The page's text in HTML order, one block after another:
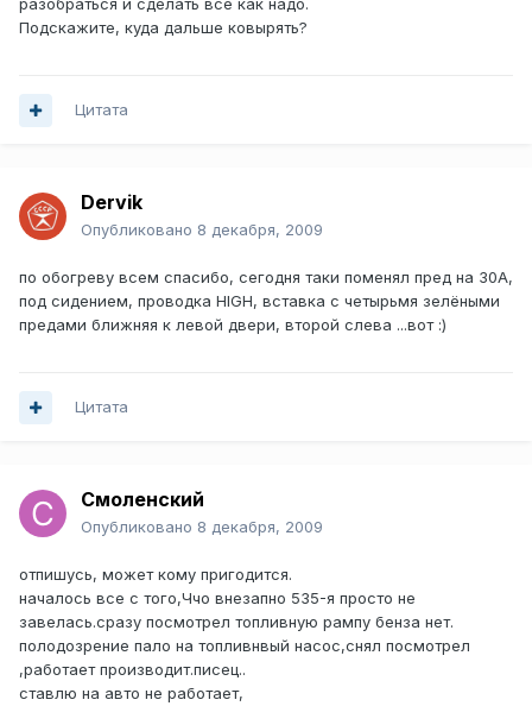
разобраться и сделать все как надо.
Подскажите, куда дальше ковырять?
Цитата
Dervik
Опубликовано 8 декабря, 2009
по обогреву всем спасибо, сегодня таки поменял пред на 30А,
под сидением, проводка HIGH, вставка с четырьмя зелёными
предами ближняя к левой двери, второй слева ...вот :)
Цитата
Смоленский
Опубликовано 8 декабря, 2009
отпишусь, может кому пригодится.
началось все с того,Ччо внезапно 535-я просто не
завелась.сразу посмотрел топливную рампу бенза нет.
полодозрение пало на топливнвый насос,снял посмотрел
,работает производит.писец..
ставлю на авто не работает,